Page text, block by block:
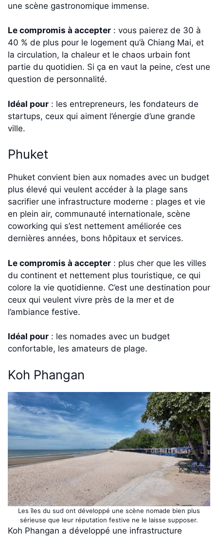
une scène gastronomique immense.
Le compromis à accepter : vous paierez de 30 à
40 % de plus pour le logement qu’à Chiang Mai, et
la circulation, la chaleur et le chaos urbain font
partie du quotidien. Si ça en vaut la peine, c’est une
question de personnalité.
Idéal pour : les entrepreneurs, les fondateurs de
startups, ceux qui aiment l’énergie d’une grande
ville.
Phuket
Phuket convient bien aux nomades avec un budget
plus élevé qui veulent accéder à la plage sans
sacrifier une infrastructure moderne : plages et vie
en plein air, communauté internationale, scène
coworking qui s’est nettement améliorée ces
dernières années, bons hôpitaux et services.
Le compromis à accepter : plus cher que les villes
du continent et nettement plus touristique, ce qui
colore la vie quotidienne. C’est une destination pour
ceux qui veulent vivre près de la mer et de
l’ambiance festive.
Idéal pour : les nomades avec un budget
confortable, les amateurs de plage.
Koh Phangan
Les îles du sud ont développé une scène nomade bien plus
sérieuse que leur réputation festive ne le laisse supposer.
Koh Phangan a développé une infrastructure